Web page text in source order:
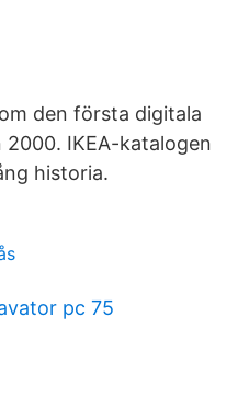
den första digitala
IKEA-katalogen
historia.
pc 75